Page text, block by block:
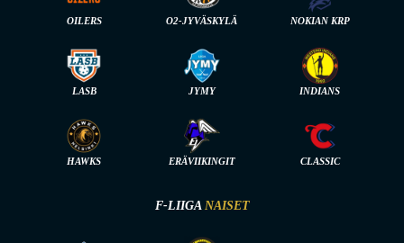
OILERS O2-JYVÄSKYLÄ NOKIAN KRP
LASB JYMY INDIANS
HAWKS ERÄVIIKINGIT CLASSIC
F-LIIGA NAISET